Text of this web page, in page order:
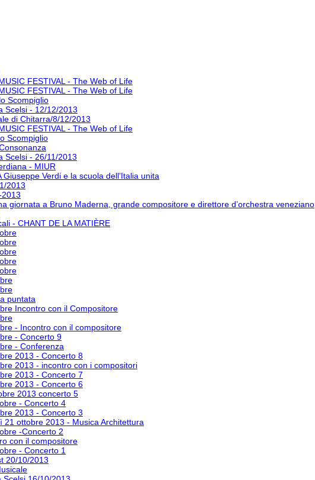
FESTIVAL - The Web of Life
FESTIVAL - The Web of Life
Scompiglio
Scelsi - 12/12/2013
di Chitarra/8/12/2013
FESTIVAL - The Web of Life
Scompiglio
Scelsi - 26/11/2013
- MIUR
Giuseppe Verdi e la scuola dell’Italia unita
2013
giornata a Bruno Maderna, grande compositore e direttore d’orchestra veneziano
- CHANT DE LA MATIÈRE
puntata
Incontro con il Compositore
- Incontro con il compositore
- Concerto 9
- Conferenza
2013 - Concerto 8
2013 - incontro con i compositori
2013 - Concerto 7
2013 - Concerto 6
2013 concerto 5
- Concerto 4
2013 - Concerto 3
21 ottobre 2013 - Musica Architettura
-Concerto 2
con il compositore
- Concerto 1
20/10/2013